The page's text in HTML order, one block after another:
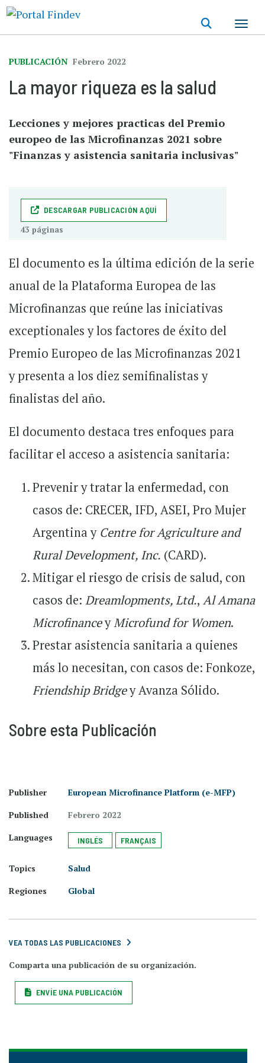
PUBLICACIÓN Febrero 2022
La mayor riqueza es la salud
Lecciones y mejores practicas del Premio
europeo de las Microfinanzas 2021 sobre
"Finanzas y asistencia sanitaria inclusivas"
DESCARGAR PUBLICACIÓN AQUÍ
43 páginas
El documento es la última edición de la serie
anual de la Plataforma Europea de las
Microfinanzas que reúne las iniciativas
exceptionales y los factores de éxito del
Premio Europeo de las Microfinanzas 2021
y presenta a los diez semifinalistas y
finalistas del año.
El documento destaca tres enfoques para
facilitar el acceso a asistencia sanitaria:
Prevenir y tratar la enfermedad, con
casos de: CRECER, IFD, ASEI, Pro Mujer
Argentina y Centre for Agriculture and
Rural Development, Inc. (CARD).
Mitigar el riesgo de crisis de salud, con
casos de: Dreamlopments, Ltd., Al Amana
MicrofinanceyMicrofund for Women.
Prestar asistencia sanitaria a quienes
más lo necesitan, con casos de: Fonkoze,
Friendship Bridgey Avanza Sólido.
Sobre esta Publicación
Publisher
European Microfinance Platform (e-MFP)
Published
Febrero 2022
Languages
INGLÉS FRANÇAIS
Topics
Salud
Regiones
Global
VEA TODAS LAS PUBLICACIONES
Comparta una publicación de su organización.
ENVÍE UNA PUBLICACIÓN